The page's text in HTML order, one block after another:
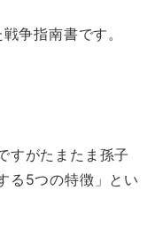
争指南書です。
すがたまたま孫子
る5つの特徴」とい